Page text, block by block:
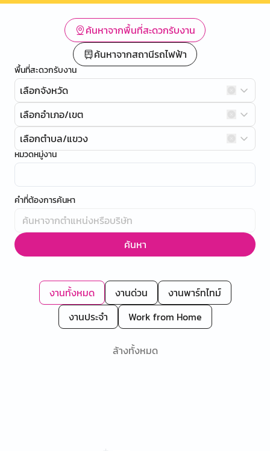
ค้นหาจากพื้นที่สะดวกรับงาน
ค้นหาจากสถานีรถไฟฟ้า
พื้นที่สะดวกรับงาน
เลือกจังหวัด
เลือกอำเภอ/เขต
เลือกตำบล/แขวง
หมวดหมู่งาน
คำที่ต้องการค้นหา
ค้นหา
งานทั้งหมด งานด่วน
งานพาร์ทไทม์
งานประจำ
Work from Home
ล้างทั้งหมด